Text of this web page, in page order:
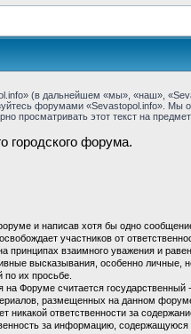
(в дальнейшем «мы», «наш»,
форумами «Sevastopol.info».
просматривать этот текст на
городского форума.
и написав хотя бы одно
участников от
взаимного уважения и
высказывания, особенно
по их просьбе.
Форуме считается государственный
размещенных на данном
никакой ответственности за
за информацию, содержащуюся